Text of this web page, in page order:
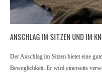
ANSCHLAG IM SITZEN UND IM
Der Anschlag im Sitzen bietet eine
Beweglichkeit. Er wird einerseits